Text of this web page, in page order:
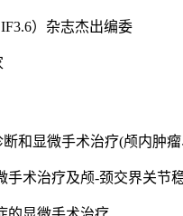
IF3.6）杂志杰出编委
和显微手术治疗(颅内肿
术治疗及颅-颈交界关节